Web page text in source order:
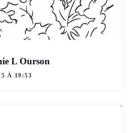
L Ourson
À 19:53